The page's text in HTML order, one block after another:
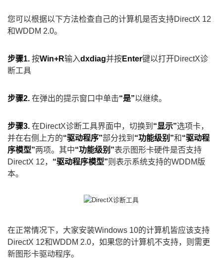
您可以根据以下方法检查自己的计算机是否支持DirectX 12
和WDDM 2.0。
步骤1. 按Win+R输入dxdiag并按Enter键以打开DirectX诊
断工具
步骤2. 在弹出的提示窗口中单击“是”以继续。
步骤3. 在DirectX诊断工具界面中，切换到 “显示”选项卡，
并在右侧上方的“驱动程序”部分找到 “功能级别”和“驱动程
序模型”两项。其中“功能级别”表示图形卡硬件是否支持
DirectX 12， “驱动程序模型”则表示系统支持的WDDM版
本。
在正常情况下，大家安装Windows 10的计算机皆应该支持
DirectX 12和WDDM 2.0，如果您的计算机不支持，则需更
新图形卡驱动程序。